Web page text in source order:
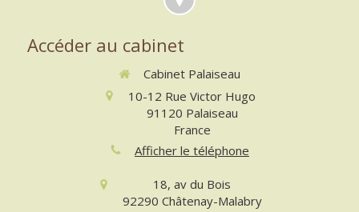
Accéder au cabinet
Cabinet Palaiseau
10-12 Rue Victor Hugo
91120 Palaiseau
France
Afficher le téléphone
18, av du Bois
92290 Châtenay-Malabry